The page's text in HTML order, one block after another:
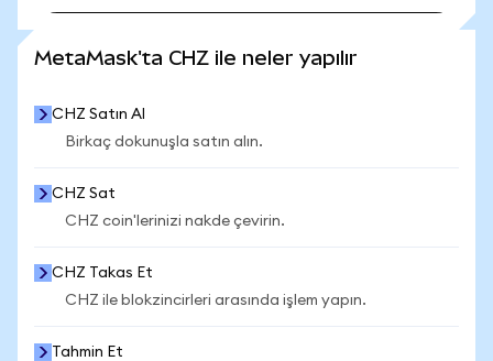
MetaMask'ta CHZ ile neler yapılır
CHZ Satın Al
Birkaç dokunuşla satın alın.
CHZ Sat
CHZ coin'lerinizi nakde çevirin.
CHZ Takas Et
CHZ ile blokzincirleri arasında işlem yapın.
Tahmin Et